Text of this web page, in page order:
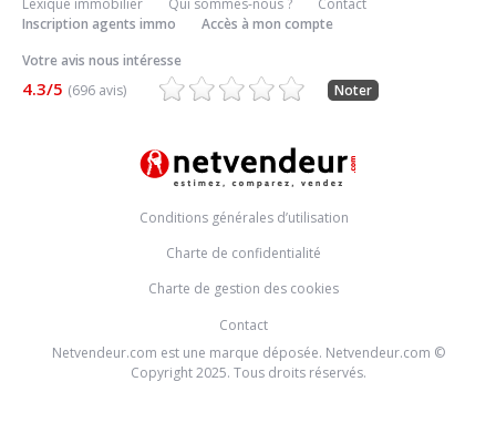
Lexique immobilier
Qui sommes-nous ?
Contact
Inscription agents immo
Accès à mon compte
Votre avis nous intéresse
4.3/5 (696 avis) Noter
Conditions générales d’utilisation
Charte de confidentialité
Charte de gestion des cookies
Contact
Netvendeur.com est une marque déposée. Netvendeur.com ©
Copyright 2025. Tous droits réservés.